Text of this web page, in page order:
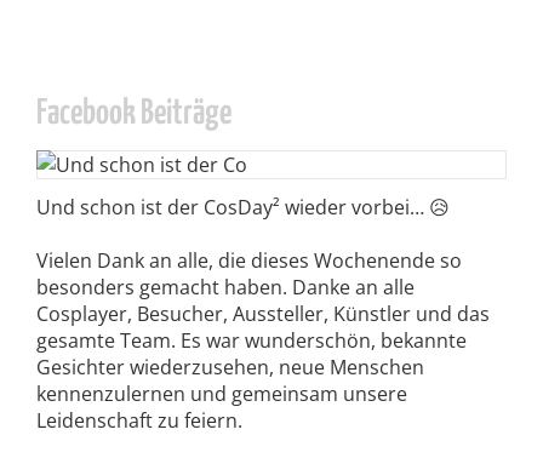
Facebook Beiträge
Und schon ist der CosDay² wieder vorbei… 😥
Vielen Dank an alle, die dieses Wochenende so
besonders gemacht haben. Danke an alle
Cosplayer, Besucher, Aussteller, Künstler und das
gesamte Team. Es war wunderschön, bekannte
Gesichter wiederzusehen, neue Menschen
kennenzulernen und gemeinsam unsere
Leidenschaft zu feiern.